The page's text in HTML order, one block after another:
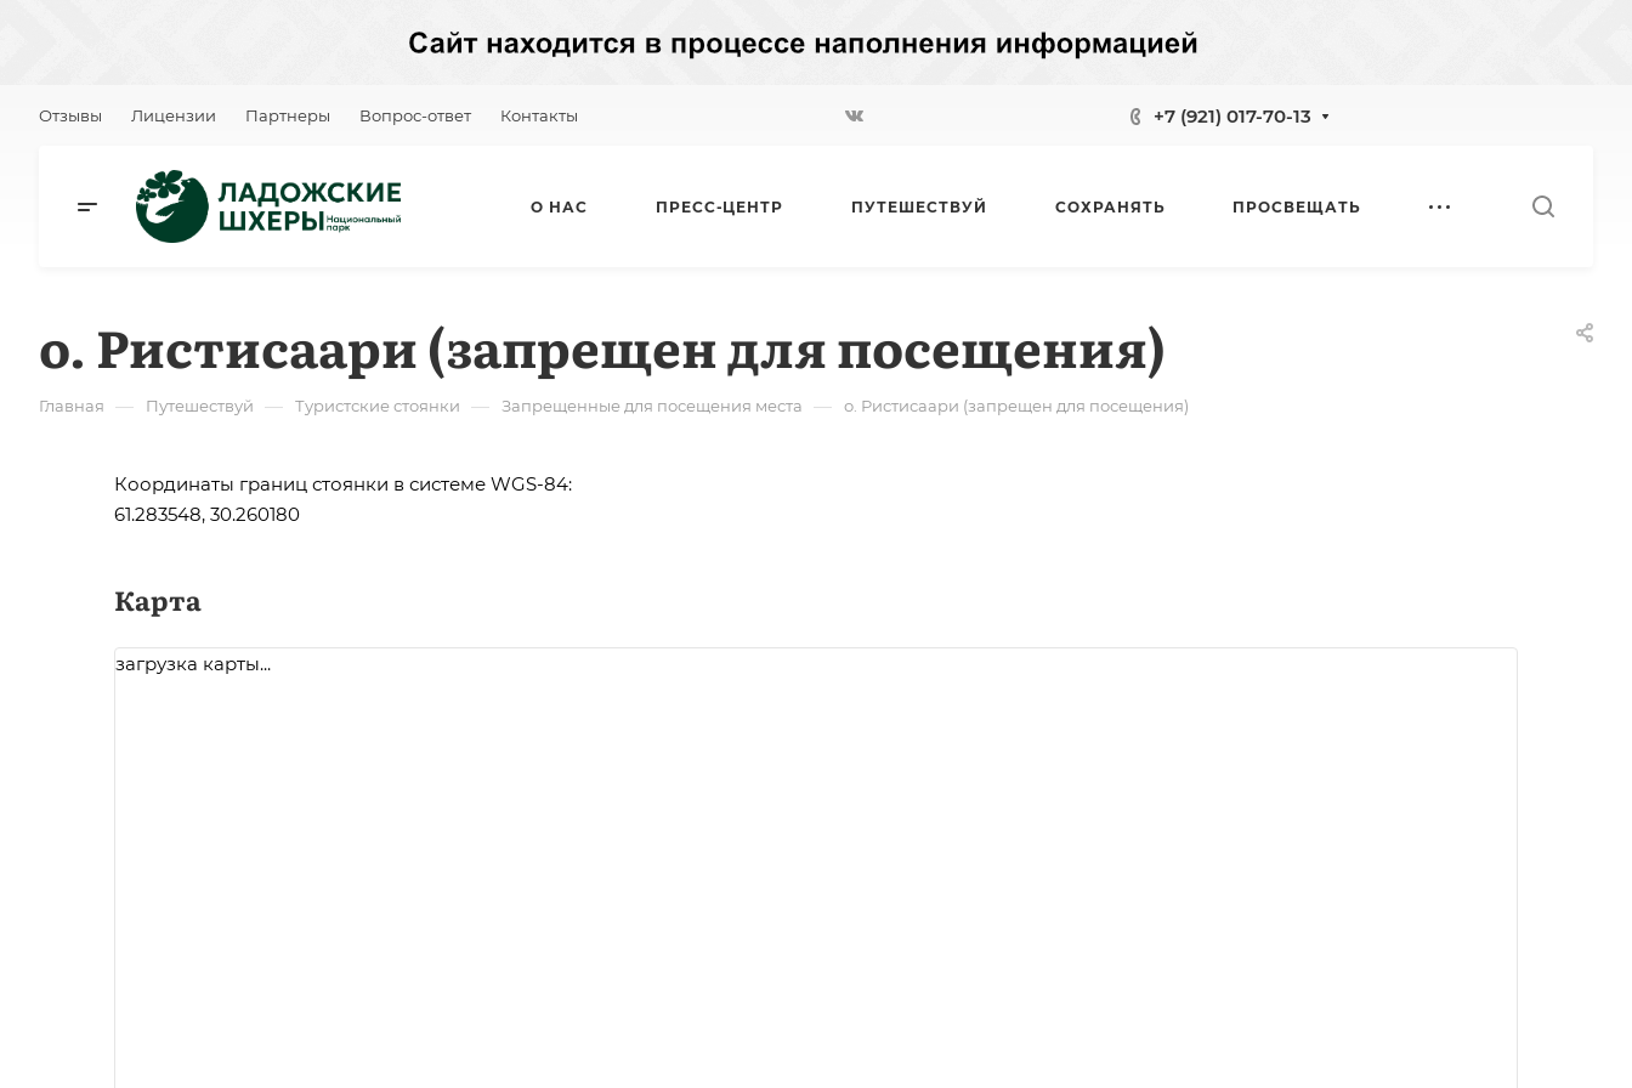
Отзывы Лицензии Партнеры Вопрос-ответ Контакты +7 (921) 017-70-13
О НАС ПРЕСС-ЦЕНТР ПУТЕШЕСТВУЙ СОХРАНЯТЬ ПРОСВЕЩАТЬ
о. Ристисаари (запрещен для посещения)
Главная — Путешествуй — Туристские стоянки — Запрещенные для посещения места — о. Ристисаари (запрещен для посещения)
Координаты границ стоянки в системе WGS-84:
61.283548, 30.260180
Карта
загрузка карты...